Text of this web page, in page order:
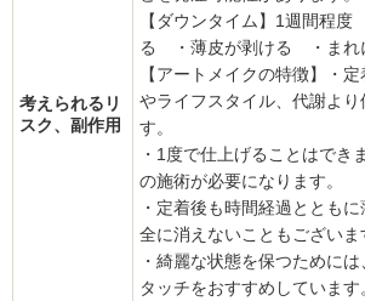
考えられるリ
スク、副作用
【ダウンタイム】1週間程
る ・薄皮が剥ける ・まれ
【アートメイクの特徴】・
やライフスタイル、代謝より
す。
・1度で仕上げることはでき
の施術が必要になります。
・定着後も時間経過ととも
全に消えないこともございま
・綺麗な状態を保つために
タッチをおすすめしています